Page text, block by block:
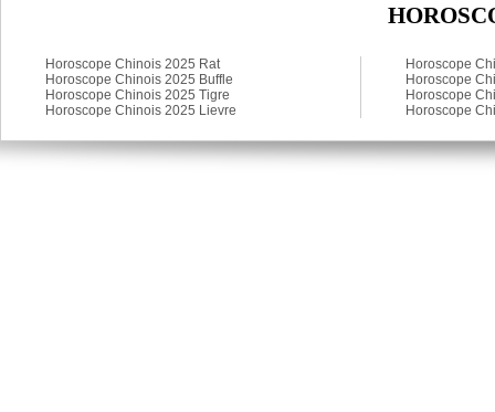
Horoscope Chinois 2025 Rat
Horoscope Chinois 2025 Buffle
Horoscope Chinois 2025 Tigre
Horoscope Chinois 2025 Lievre
Horoscope
Horoscope
Horoscope
Horoscope